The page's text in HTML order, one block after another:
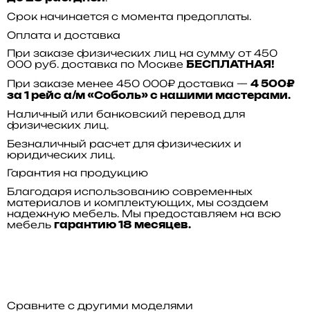
Срок начинается с момента предоплаты.
Оплата и доставка
При заказе физических лиц на сумму от 450
000 руб. доставка по Москве БЕСПЛАТНАЯ!
При заказе менее 450 000₽ доставка — 4 500₽
за 1 рейс а/м «Соболь» с нашими мастерами.
Наличный или банковский перевод для
физических лиц.
Безналичный расчет для физических и
юридических лиц.
Гарантия на продукцию
Благодаря использованию современных
материалов и комплектующих, мы создаем
надежную мебель. Мы предоставляем на всю
мебель гарантию 18 месяцев.
Сравните с другими моделями